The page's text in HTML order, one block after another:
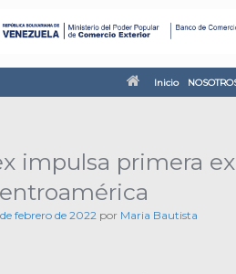
Inicio
impulsa primera
febrero de 2022 por Maria Bautista